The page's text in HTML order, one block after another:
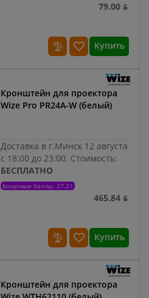
79.00 ƃ
Купить
Кронштейн для проектора
Wize Pro PR24A-W (белый)
Доставка в г.Минск 12 августа
с 18:00 до 23:00. Стоимость:
БЕСПЛАТНО
Бонусные баллы: 27.21
465.84 ƃ
Купить
Кронштейн для проектора